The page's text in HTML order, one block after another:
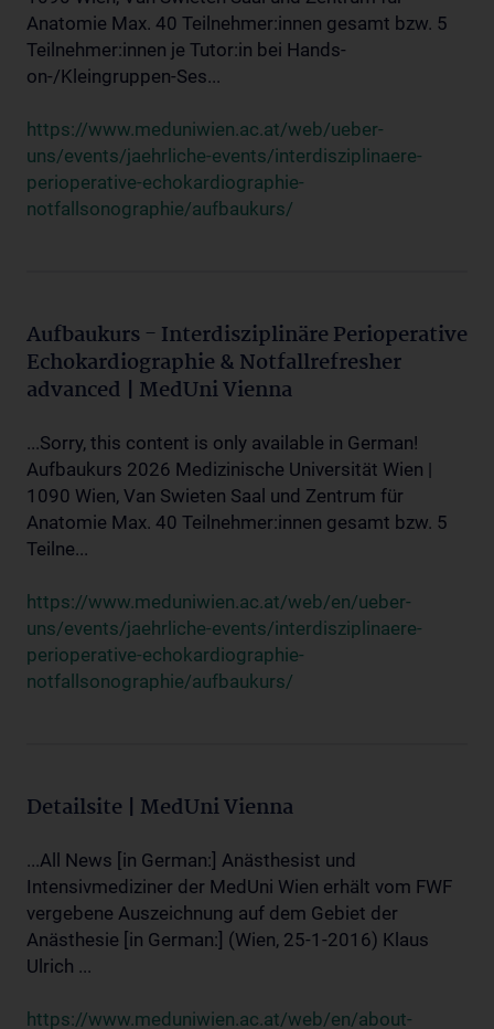
Anatomie Max. 40 Teilnehmer:innen gesamt bzw. 5
Teilnehmer:innen je Tutor:in bei Hands-
on-/Kleingruppen-Ses...
https://www.meduniwien.ac.at/web/ueber-
uns/events/jaehrliche-events/interdisziplinaere-
perioperative-echokardiographie-
notfallsonographie/aufbaukurs/
Aufbaukurs - Interdisziplinäre Perioperative
Echokardiographie & Notfallrefresher
advanced | MedUni Vienna
...Sorry, this content is only available in German!
Aufbaukurs 2026 Medizinische Universität Wien |
1090 Wien, Van Swieten Saal und Zentrum für
Anatomie Max. 40 Teilnehmer:innen gesamt bzw. 5
Teilne...
https://www.meduniwien.ac.at/web/en/ueber-
uns/events/jaehrliche-events/interdisziplinaere-
perioperative-echokardiographie-
notfallsonographie/aufbaukurs/
Detailsite | MedUni Vienna
...All News [in German:] Anästhesist und
Intensivmediziner der MedUni Wien erhält vom FWF
vergebene Auszeichnung auf dem Gebiet der
Anästhesie [in German:] (Wien, 25-1-2016) Klaus
Ulrich ...
https://www.meduniwien.ac.at/web/en/about-